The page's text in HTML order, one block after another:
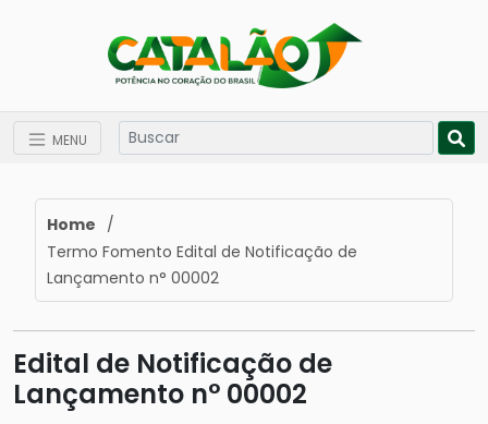
MENU
Home /
Termo Fomento Edital de Notificação de
Lançamento n° 00002
Edital de Notificação de
Lançamento n° 00002